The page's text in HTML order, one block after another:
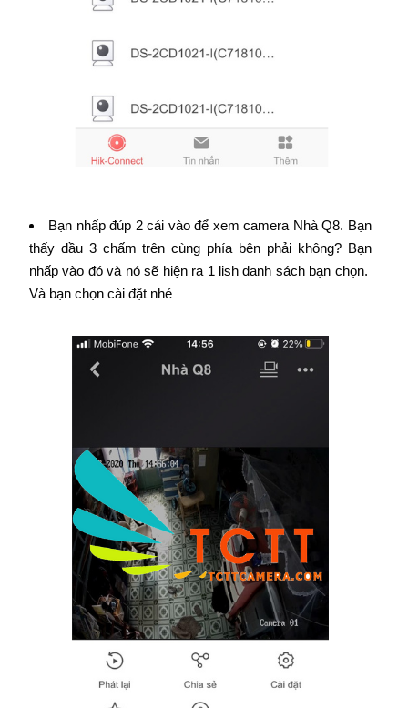
Bạn nhấp đúp 2 cái vào để xem camera Nhà Q8. Bạn
thấy dầu 3 chấm trên cùng phía bên phải không? Bạn
nhấp vào đó và nó sẽ hiện ra 1 lish danh sách bạn chọn.
Và bạn chọn cài đặt nhé